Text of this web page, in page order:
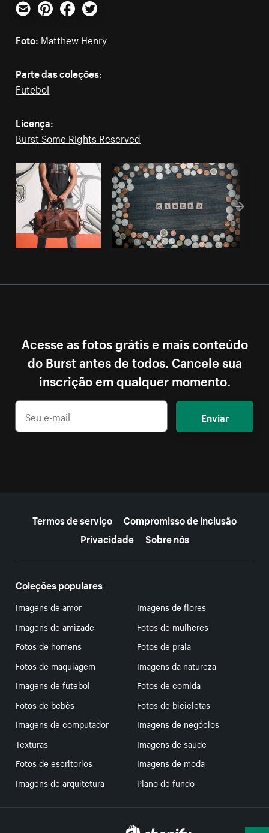
E-mailPinterestFacebookTwitter
Foto: Matthew Henry
Parte das coleções:
Futebol
Licença:
Burst Some Rights Reserved
Acesse as fotos grátis e mais conteúdo
do Burst antes de todos. Cancele sua
inscrição em qualquer momento.
Enviar
Termos de serviço
Compromisso de inclusão
Privacidade
Sobre nós
Coleções populares
Imagens de amor
Imagens de flores
Imagens de amizade
Fotos de mulheres
Fotos de homens
Fotos de praia
Fotos de maquiagem
Imagens da natureza
Imagens de futebol
Fotos de comida
Fotos de bebês
Fotos de bicicletas
Imagens de computador
Imagens de negócios
Texturas
Imagens de saude
Fotos de escritorios
Imagens de moda
Imagens de arquitetura
Plano de fundo